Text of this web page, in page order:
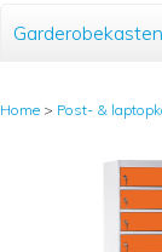
Garderobekasten
Home > Post- &